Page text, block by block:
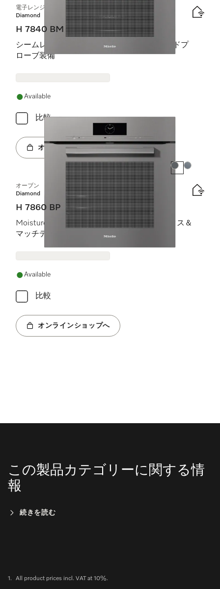
電子レンジ機能付オーブン
Diamond
H 7840 BM
シームレスデザイン、自動プログラム、フードプ
ローブ装備
Available
比較
オンラインショップへ
カラー:カラー:
オーブン
Diamond
H 7860 BP
Moisture plusとBrillantLightとの最適なミックス＆
マッチデザイン。
Available
比較
オンラインショップへ
この製品カテゴリーに関する情
報
続きを読む
1. All product prices incl. VAT at 10%.